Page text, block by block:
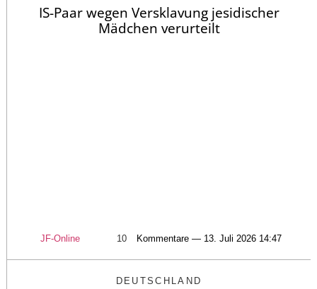
IS-Paar wegen Versklavung jesidischer
Mädchen verurteilt
JF-Online 10 Kommentare — 13. Juli 2026 14:47
DEUTSCHLAND